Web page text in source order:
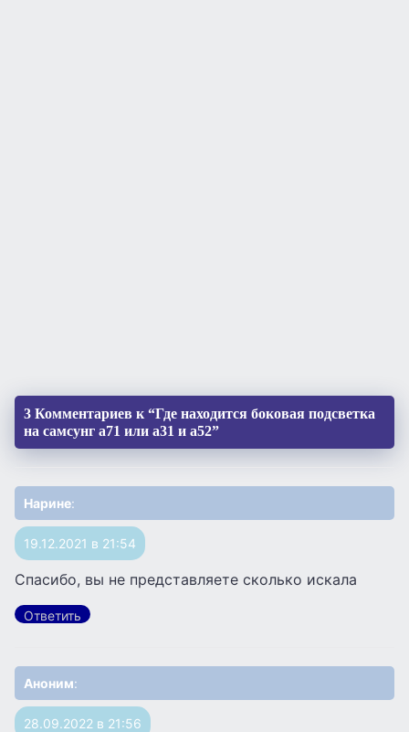
3 Комментариев к “Где находится боковая подсветка
на самсунг а71 или а31 и а52”
Нарине:
19.12.2021 в 21:54
Спасибо, вы не представляете сколько искала
Ответить
Аноним:
28.09.2022 в 21:56